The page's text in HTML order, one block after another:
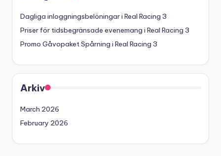
Dagliga inloggningsbelöningar i Real Racing 3
Priser för tidsbegränsade evenemang i Real Racing 3
Promo Gåvopaket Spårning i Real Racing 3
Arkiv
March 2026
February 2026